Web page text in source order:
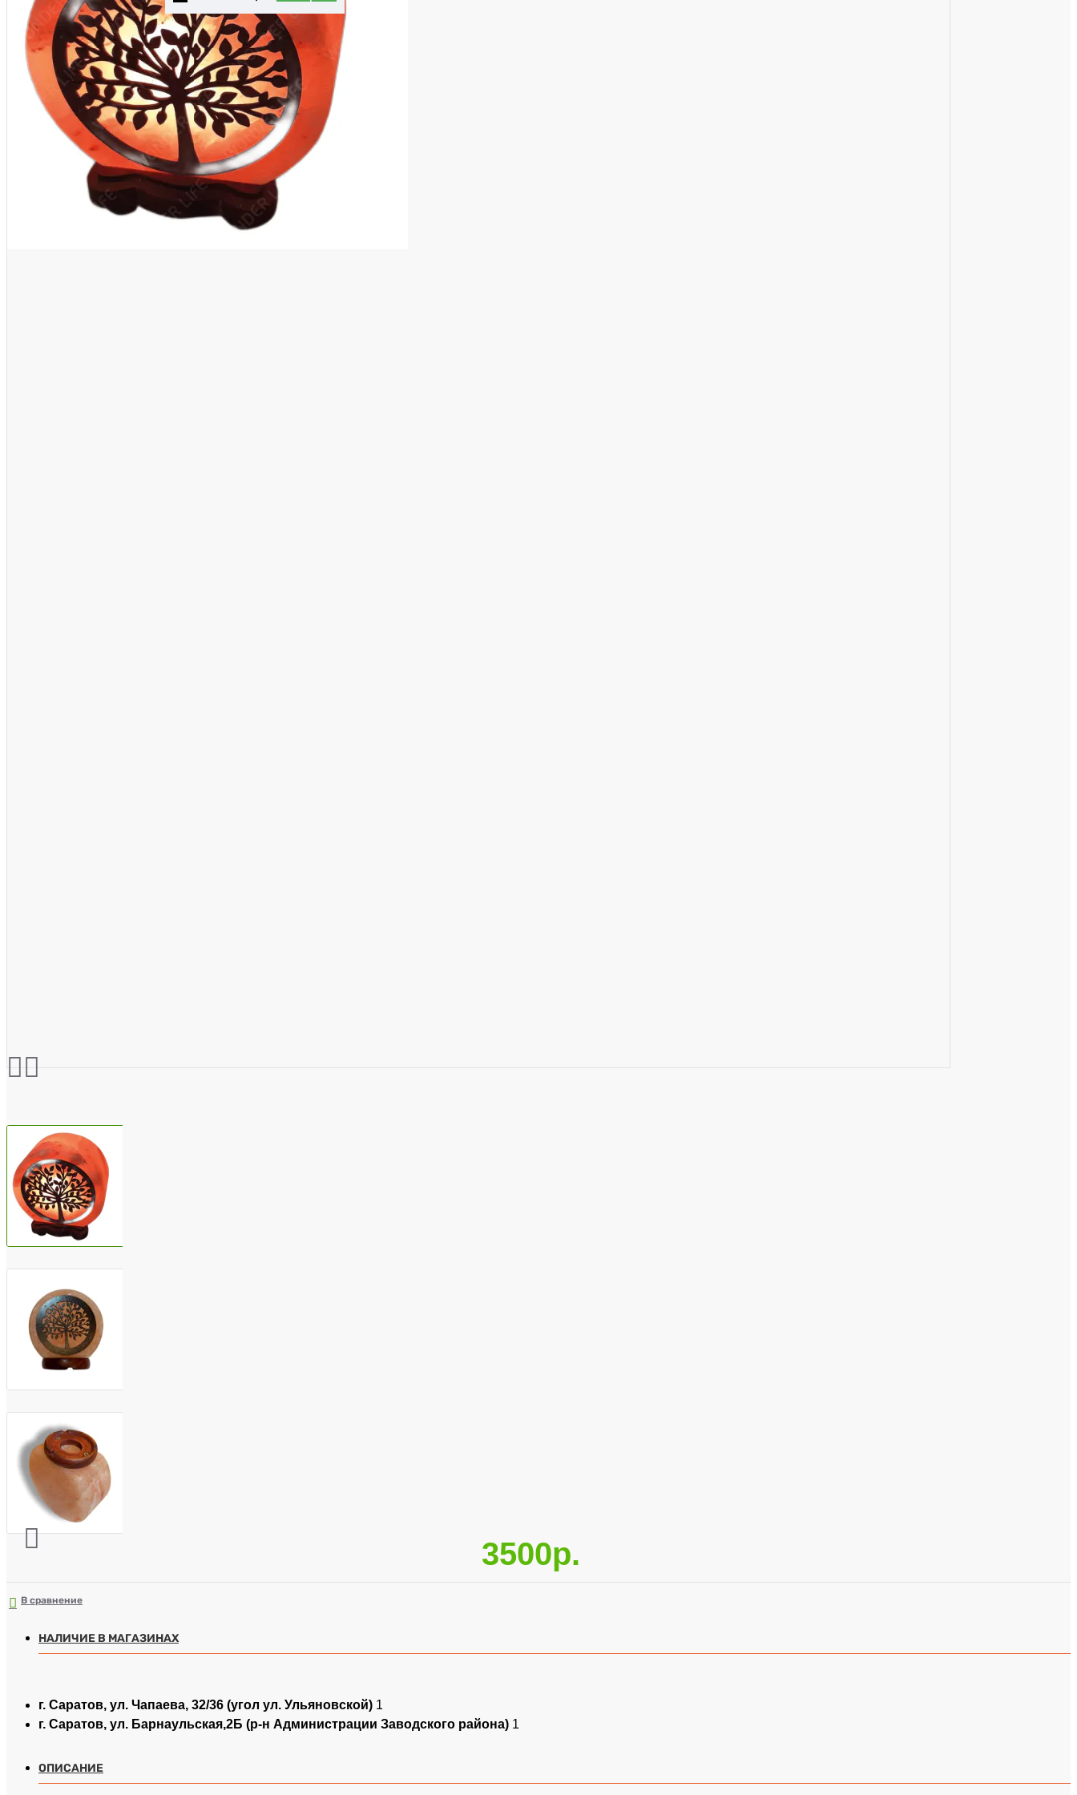
3500р.
В сравнение
НАЛИЧИЕ В МАГАЗИНАХ
г. Саратов, ул. Чапаева, 32/36 (угол ул. Ульяновской) 1
г. Саратов, ул. Барнаульская,2Б (р-н Администрации Заводского района) 1
ОПИСАНИЕ